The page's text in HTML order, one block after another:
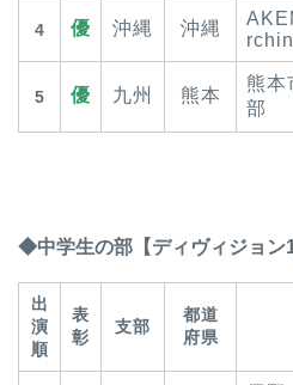
4 優 沖縄 沖縄
5 優 九州 熊本
熊本
部
◆中学生の部【ディヴィジョン1
出
演
順
表
彰
支部
都道
府県